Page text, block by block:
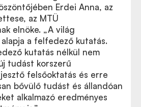
Erdei Anna, az
az MTÜ
elnöke. „A világ
a felfedező kutatás.
kutatás nélkül nem
tudást korszerű
felsőoktatás és erre
bővülő tudást és állandóan
alkalmazó eredményes